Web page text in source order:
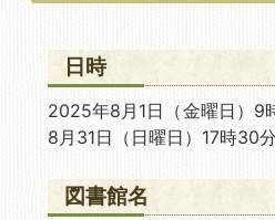
日時
2025年8月1日 （金曜日
8月31日 （日曜日）17時30分
図書館名